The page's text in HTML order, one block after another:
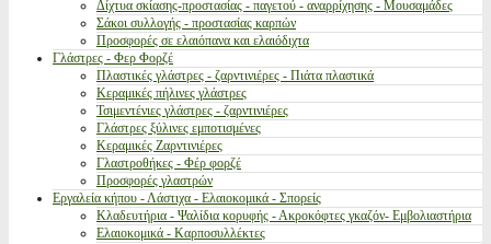
Δίχτυα σκίασης-προστασίας - παγετού - αναρρίχησης - Μουσαμάδες
Σάκοι συλλογής - προστασίας καρπών
Προσφορές σε ελαιόπανα και ελαιόδιχτα
Γλάστρες - Φερ Φορζέ
Πλαστικές γλάστρες - ζαρντινιέρες - Πιάτα πλαστικά
Κεραμικές πήλινες γλάστρες
Τσιμεντένιες γλάστρες - ζαρντινιέρες
Γλάστρες ξύλινες εμποτισμένες
Κεραμικές Ζαρντινιέρες
Γλαστροθήκες - Φέρ φορζέ
Προσφορές γλαστρών
Εργαλεία κήπου - Λάστιχα - Ελαιοκομικά - Σπορείς
Κλαδευτήρια - Ψαλίδια κορυφής - Ακροκόφτες γκαζόν- Εμβολιαστήρια
Ελαιοκομικά - Καρποσυλλέκτες